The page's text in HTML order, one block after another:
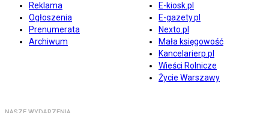
Reklama
Ogłoszenia
Prenumerata
Archiwum
E-kiosk.pl
E-gazety.pl
Nexto.pl
Mała księgowość
Kancelarierp.pl
Wieści Rolnicze
Życie Warszawy